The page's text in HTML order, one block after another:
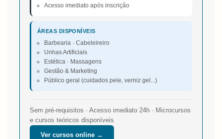
Acesso imediato após inscrição
ÁREAS DISPONÍVEIS
Barbearia · Cabeleireiro
Unhas Artificiais
Estética · Massagens
Gestão & Marketing
Público geral (cuidados pele, verniz gel...)
Sem pré-requisitos · Acesso imediato 24h · Microcursos
e cursos teóricos disponíveis
Ver cursos online →